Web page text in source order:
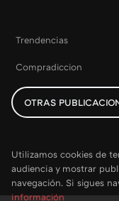
Trendencias
Compradiccion
OTRAS
Utilizamos cookies de
audiencia y mostrar
navegación. Si sigues
información